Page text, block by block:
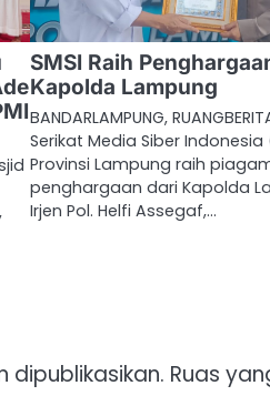
SMSI Raih
Kapolda Lampung
BANDARLAMPUNG,
Serikat Media Siber Indonesia
Provinsi Lampung raih
penghargaan dari Kapolda
Irjen Pol. Helfi Assegaf,…
dipublikasikan. Ruas